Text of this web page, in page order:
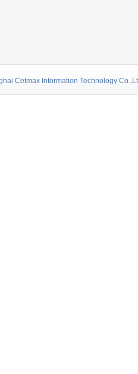
Cetmax Information Technology